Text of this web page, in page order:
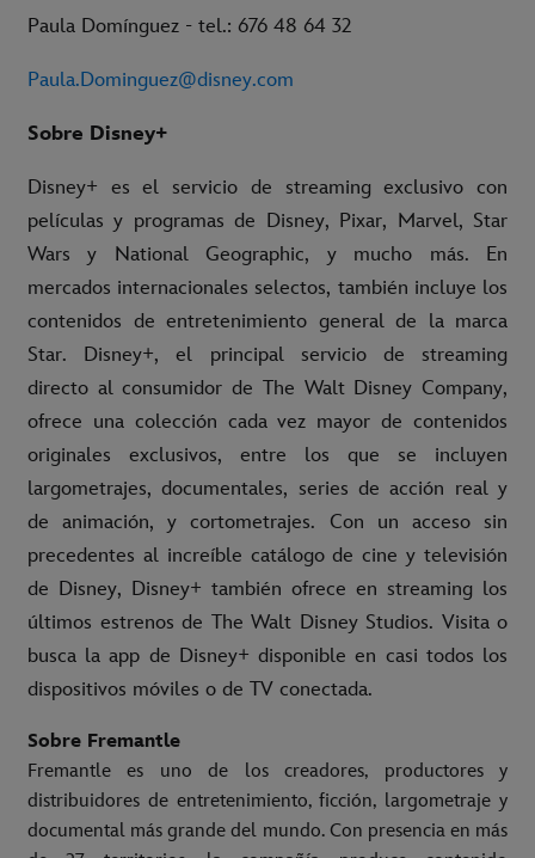
Paula Domínguez - tel.: 676 48 64 32
Paula.Dominguez@disney.com
Sobre Disney+
Disney+ es el servicio de streaming exclusivo con
películas y programas de Disney, Pixar, Marvel, Star
Wars y National Geographic, y mucho más. En
mercados internacionales selectos, también incluye los
contenidos de entretenimiento general de la marca
Star. Disney+, el principal servicio de streaming
directo al consumidor de The Walt Disney Company,
ofrece una colección cada vez mayor de contenidos
originales exclusivos, entre los que se incluyen
largometrajes, documentales, series de acción real y
de animación, y cortometrajes. Con un acceso sin
precedentes al increíble catálogo de cine y televisión
de Disney, Disney+ también ofrece en streaming los
últimos estrenos de The Walt Disney Studios. Visita o
busca la app de Disney+ disponible en casi todos los
dispositivos móviles o de TV conectada.
Sobre Fremantle
Fremantle es uno de los creadores, productores y
distribuidores de entretenimiento, ficción, largometraje y
documental más grande del mundo. Con presencia en más